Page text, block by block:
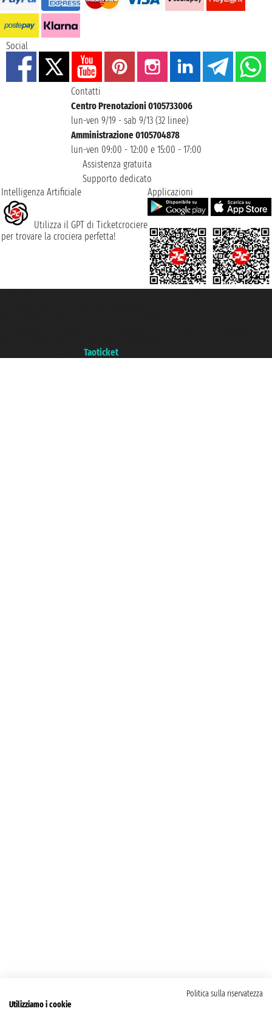
Social
Contatti
Centro Prenotazioni 0105733006
lun-ven 9/19 - sab 9/13 (32 linee)
Amministrazione 0105704878
lun-ven 09:00 - 12:00 e 15:00 - 17:00
Assistenza gratuita
Supporto dedicato
Intelligenza Artificiale
Utilizza il GPT di Ticketcrociere
per trovare la crociera perfetta!
Applicazioni
Taoticket
Politica sulla riservatezza
Utilizziamo i cookie